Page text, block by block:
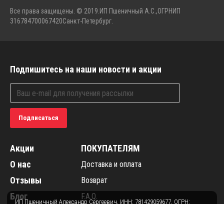
Все права защищены. © 2019. ИП Пшеничный А.С.,ОГРНИП
316784700067420Санкт-Петербург.
Подпишитесь на наши новости и акции
Подписаться
Акции
О нас
Отзывы
Блог
ПОКУПАТЕЛЯМ
Доставка и оплата
Возврат
F.A.Q.
ИП Пшеничный Александр Сергеевич, ИНН: 781429059677, ОГРН: